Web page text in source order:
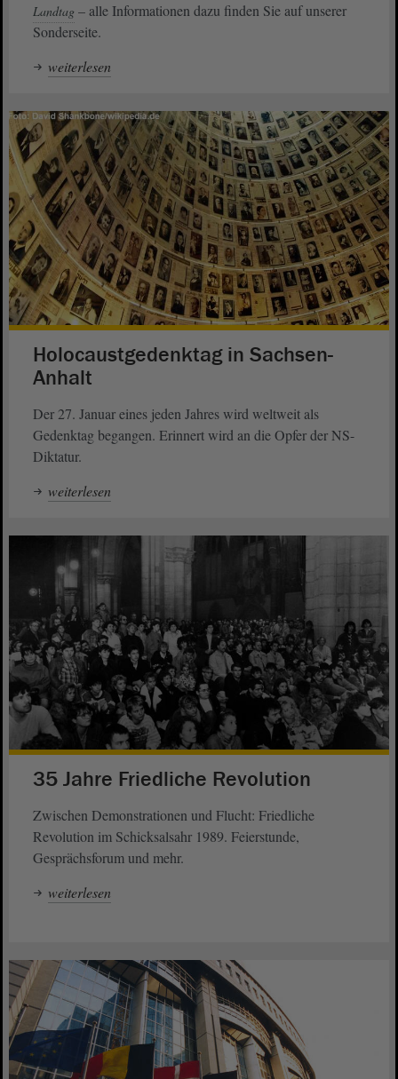
Landtag – alle Informationen dazu finden Sie auf unserer
Sonderseite.
weiterlesen
Holocaustgedenktag in Sachsen-
Anhalt
Der 27. Januar eines jeden Jahres wird weltweit als
Gedenktag begangen. Erinnert wird an die Opfer der NS-
Diktatur.
weiterlesen
35 Jahre Friedliche Revolution
Zwischen Demonstrationen und Flucht: Friedliche
Revolution im Schicksalsahr 1989. Feierstunde,
Gesprächsforum und mehr.
weiterlesen